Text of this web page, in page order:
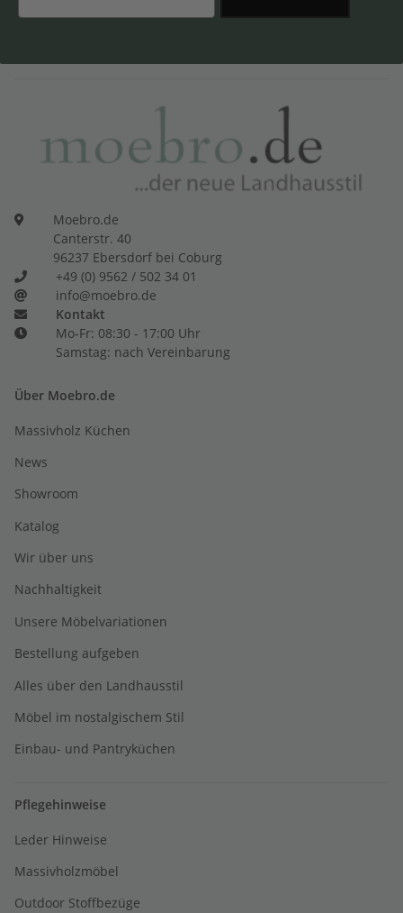
Moebro.de
Canterstr. 40
96237 Ebersdorf bei Coburg
+49 (0) 9562 / 502 34 01
info@moebro.de
Kontakt
Mo-Fr: 08:30 - 17:00 Uhr
Samstag: nach Vereinbarung
Über Moebro.de
Massivholz Küchen
News
Showroom
Katalog
Wir über uns
Nachhaltigkeit
Unsere Möbelvariationen
Bestellung aufgeben
Alles über den Landhausstil
Möbel im nostalgischem Stil
Einbau- und Pantryküchen
Pflegehinweise
Leder Hinweise
Massivholzmöbel
Outdoor Stoffbezüge